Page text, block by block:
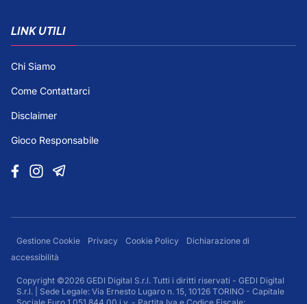
LINK UTILI
Chi Siamo
Come Contattarci
Disclaimer
Gioco Responsabile
Gestione Cookie Privacy Cookie Policy
Dichiarazione di
accessibilità
Copyright ©2026 GEDI Digital S.r.l. Tutti i diritti riservati - GEDI Digital
S.r.l. | Sede Legale: Via Ernesto Lugaro n. 15, 10126 TORINO - Capitale